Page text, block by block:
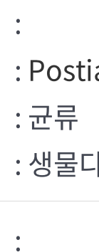
:
:
: 균류
: 생물
: